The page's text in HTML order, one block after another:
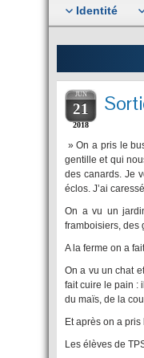
Identité
JUN
21
2018
» On a pris le
gentille et qui
des canards. Je
éclos. J’ai
On a vu un
framboisiers, des
A la ferme on a
On a vu un chat
fait cuire le pain :
du maïs, de la
Et après on a pris
Les élèves de